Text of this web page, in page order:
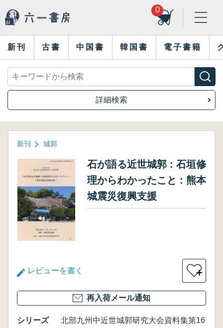
0
新刊 古書 中国書 韓国書 電子書籍
詳細検索
新刊 城郭
石が語る近世城郭 : 石垣修
理からわかったこと : 熊本
城震災復興支援
レビューを書く ＋
再入荷メール通知
シリーズ
北部九州中近世城郭研究大会資料集第16